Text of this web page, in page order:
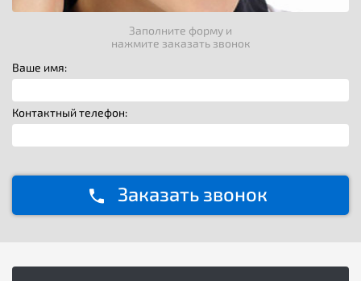
Заполните форму и
нажмите заказать звонок
Ваше имя:
Контактный телефон:
Заказать звонок